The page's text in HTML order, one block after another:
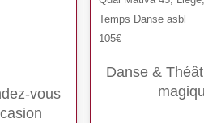
vous
Temps Danse asbl
105€
Danse &